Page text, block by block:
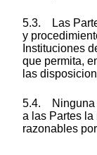
5.3. Las
y
Instituciones
que permita,
las
5.4. Ninguna
a las Partes la
razonables